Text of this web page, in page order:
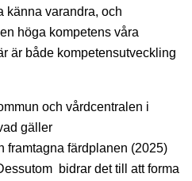
känna varandra, och
höga kompetens våra
är både kompetensutveckling
och vårdcentralen i
gäller
framtagna färdplanen (2025)
bidrar det till att forma